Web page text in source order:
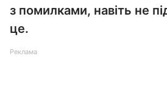
з помилками, навіть не
це.
Реклама